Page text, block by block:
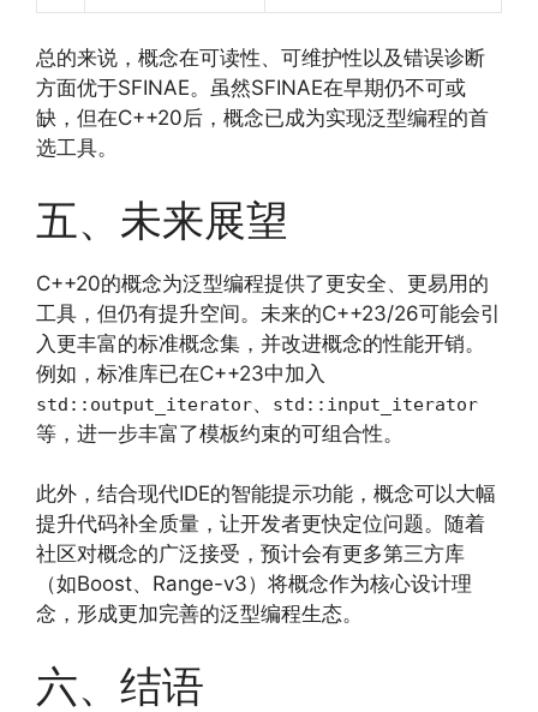
总的来说，概念在可读性、可维护性以及错误诊断
方面优于SFINAE。虽然SFINAE在早期仍不可或
缺，但在C++20后，概念已成为实现泛型编程的首
选工具。
五、未来展望
C++20的概念为泛型编程提供了更安全、更易用的
工具，但仍有提升空间。未来的C++23/26可能会引
入更丰富的标准概念集，并改进概念的性能开销。
例如，标准库已在C++23中加入
std::output_iterator、 std::input_iterator
等，进一步丰富了模板约束的可组合性。
此外，结合现代IDE的智能提示功能，概念可以大幅
提升代码补全质量，让开发者更快定位问题。随着
社区对概念的广泛接受，预计会有更多第三方库
（如Boost、Range-v3）将概念作为核心设计理
念，形成更加完善的泛型编程生态。
六、结语